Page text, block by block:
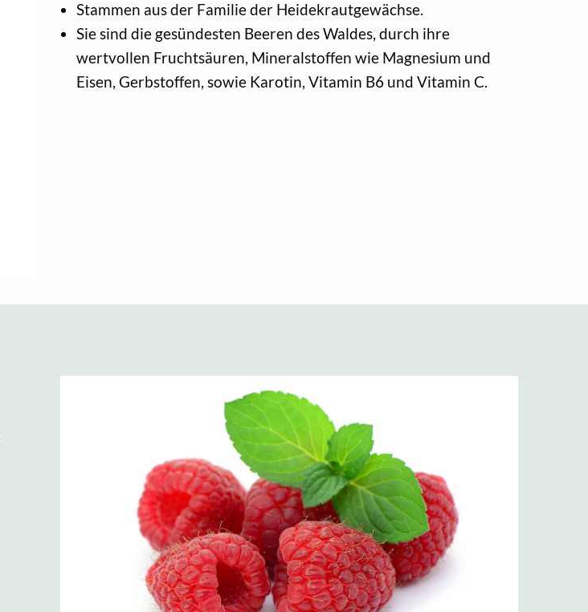
Stammen aus der Familie der Heidekrautgewächse.
Sie sind die gesündesten Beeren des Waldes, durch ihre
wertvollen Fruchtsäuren, Mineralstoffen wie Magnesium und
Eisen, Gerbstoffen, sowie Karotin, Vitamin B6 und Vitamin C.